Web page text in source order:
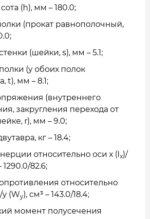
(h), мм – 180.0;
(прокат равнополочный,
(шейки, s), мм – 5.1;
(у обоих полок
t), мм – 8.1;
(внутреннего
закругления перехода от
r), мм – 9.0;
кг – 18.4;
относительно оси х (I x)/
1290.0/82.6;
относительно
у (Wy), см³ – 143.0/18.4;
момент полусечения